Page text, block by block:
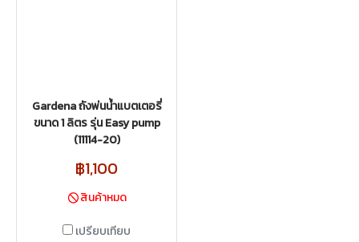
Gardena ถังพ่นน้ำแบตเตอรี่
ขนาด 1 ลิตร รุ่น Easy pump
(11114-20)
฿1,100
สินค้าหมด
เปรียบเทียบ